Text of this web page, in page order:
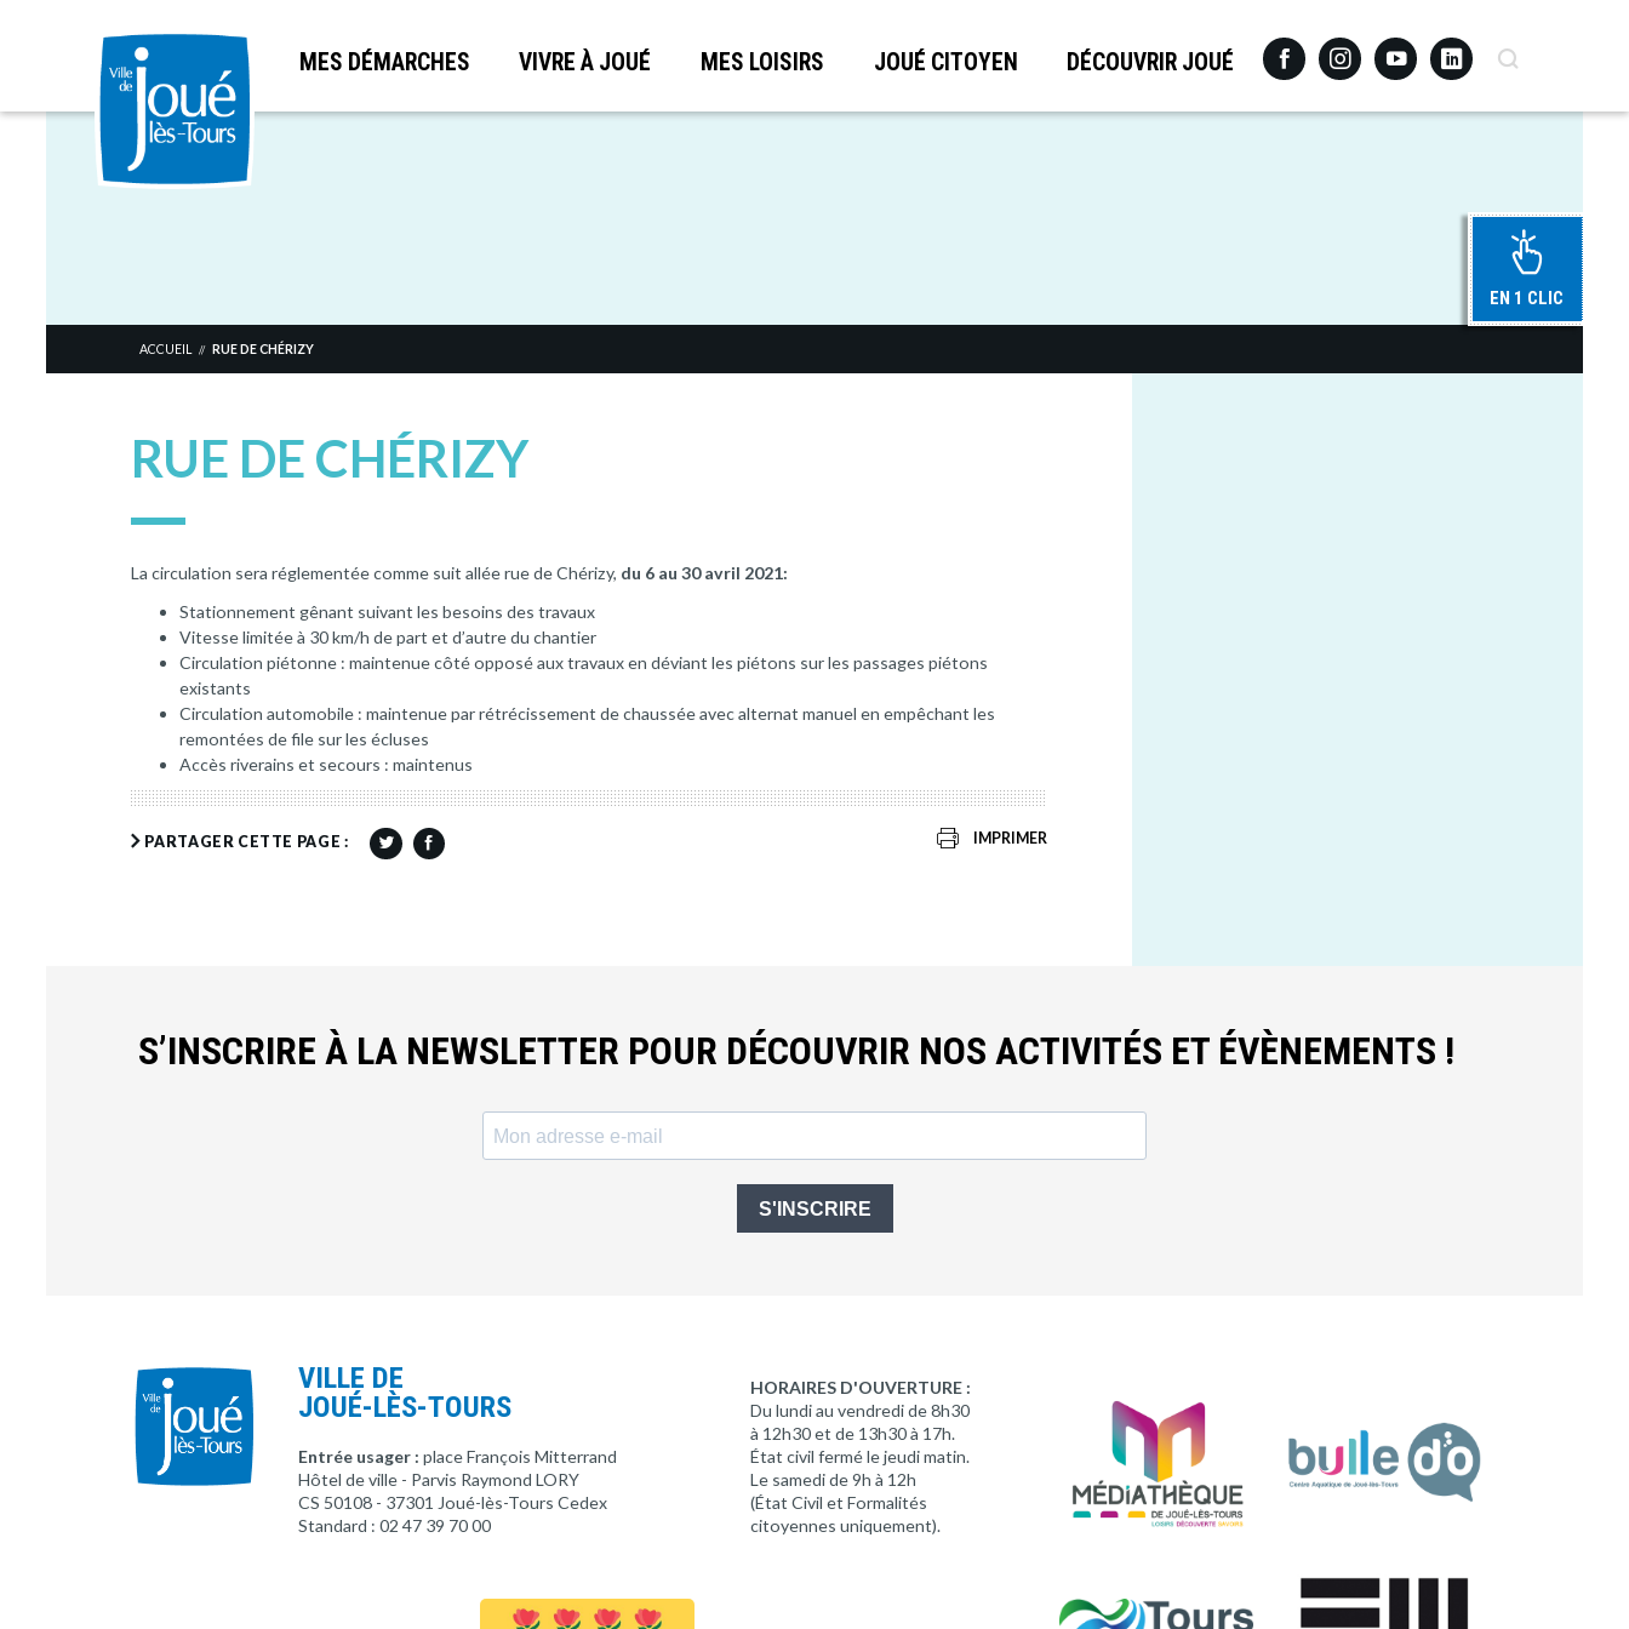
Aller
MES DÉMARCHES VIVRE À JOUÉ MES LOISIRS JOUÉ CITOYEN DÉCOUVRIR JOUÉ FacebookInstagramYoutubeLinkedinRecherche
EN 1 CLIC
ACCUEIL // RUE DE CHÉRIZY
RUE DE CHÉRIZY
La circulation sera réglementée comme suit allée rue de Chérizy, du 6 au 30 avril 2021:
Stationnement gênant suivant les besoins des travaux
Vitesse limitée à 30 km/h de part et d’autre du chantier
Circulation piétonne : maintenue côté opposé aux travaux en déviant les piétons sur les passages piétons
existants
Circulation automobile : maintenue par rétrécissement de chaussée avec alternat manuel en empêchant les
remontées de file sur les écluses
Accès riverains et secours : maintenus
PARTAGER CETTE PAGE : IMPRIMER
S’INSCRIRE À LA NEWSLETTER POUR DÉCOUVRIR NOS ACTIVITÉS ET ÉVÈNEMENTS !
S'INSCRIRE
VILLE DE
JOUÉ-LÈS-TOURS
Entrée usager : place François Mitterrand
Hôtel de ville - Parvis Raymond LORY
CS 50108 - 37301 Joué-lès-Tours Cedex
Standard : 02 47 39 70 00
HORAIRES D'OUVERTURE :
Du lundi au vendredi de 8h30
à 12h30 et de 13h30 à 17h.
État civil fermé le jeudi matin.
Le samedi de 9h à 12h
(État Civil et Formalités
citoyennes uniquement).